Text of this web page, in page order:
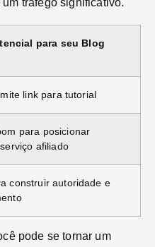
para seu Blog
link para tutorial
para posicionar
afiliado
construir autoridade e
pode se tornar um